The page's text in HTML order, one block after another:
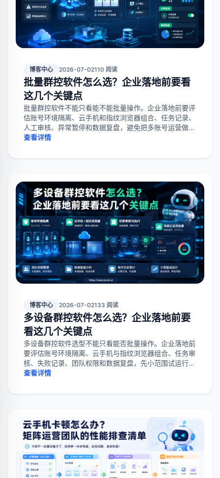
博客中心 2026-07-02110 阅读
批量群控软件怎么选？企业落地前要看
这几个关键点
批量群控软件不能只看能不能批量操作。企业落地前要评
估账号环境隔离、云手机和指纹浏览器组合、任务记录、
人工审核、异常暂停和数据复盘，避免把多账号运营做成
高风险群发。
查看详情
博客中心 2026-07-02133 阅读
多设备群控软件怎么选？企业落地前要
看这几个关键点
多设备群控软件选型不能只看能否批量操作。企业落地前
要评估账号环境隔离、云手机与指纹浏览器组合、任务审
核、失败记录、团队权限和数据复盘，先小范围试运行再
扩规模。
查看详情